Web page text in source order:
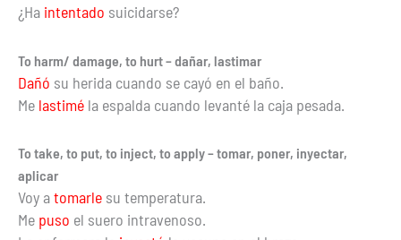
¿Ha intentado suicidarse?
To harm/ damage, to hurt – dañar, lastimar
Dañó su herida cuando se cayó en el baño.
Me lastimé la espalda cuando levanté la caja pesada.
To take, to put, to inject, to apply – tomar, poner, inyectar,
aplicar
Voy atomarle su temperatura.
Me puso el suero intravenoso.